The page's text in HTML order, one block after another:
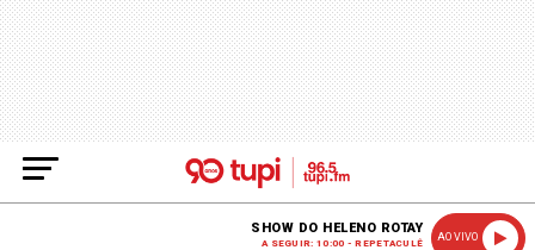
SHOW DO HELENO ROTAY
A SEGUIR: 10:00 - REPETACULÊ
AO VIVO